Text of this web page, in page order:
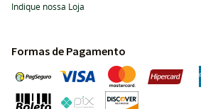
Indique nossa Loja
Formas de Pagamento